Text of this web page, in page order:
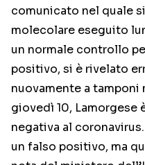
comunicato nel quale
molecolare eseguito
un normale controllo
positivo, si è rivelato
nuovamente a
giovedì 10, Lamorgese
negativa al
un falso positivo, ma